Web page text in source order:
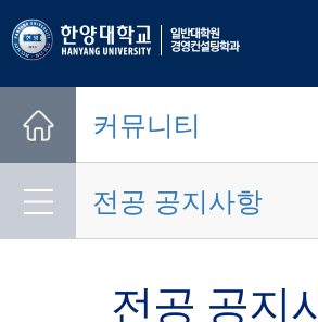
커뮤니티
전공 공지사항
전공 공지